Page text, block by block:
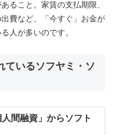
ること。家賃の支払期限、
費など、「今すぐ」お金が
人が多いのです。
ているソフヤミ・ソ
間融資」からソフト